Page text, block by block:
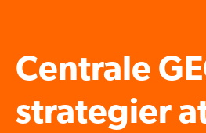
Centrale
strategier